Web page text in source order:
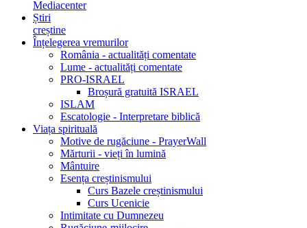
Mediacenter
Știri
creștine
Înțelegerea vremurilor
România - actualități comentate
Lume - actualități comentate
PRO-ISRAEL
Broșură gratuită ISRAEL
ISLAM
Escatologie - Interpretare biblică
Viața spirituală
Motive de rugăciune - PrayerWall
Mărturii - vieți în lumină
Mântuire
Esența creștinismului
Curs Bazele creștinismului
Curs Ucenicie
Intimitate cu Dumnezeu